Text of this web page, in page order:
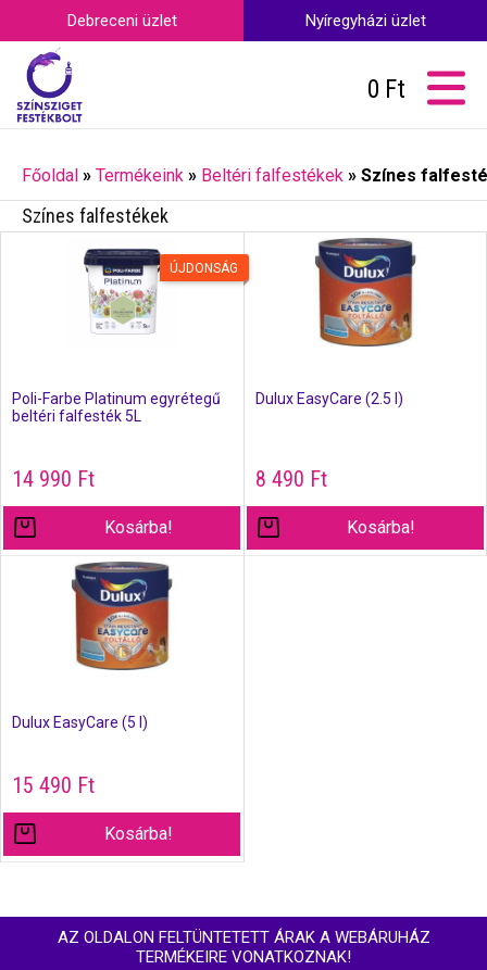
Debreceni üzlet Nyíregyházi üzlet
0 Ft
Főoldal » Termékeink » Beltéri falfestékek » Színes
Színes falfestékek
ÚJDONSÁG
Poli-Farbe Platinum egyrétegű
beltéri falfesték 5L
14 990 Ft
Kosárba!
Dulux EasyCare (2.5 l)
8 490 Ft
Kosárba!
Dulux EasyCare (5 l)
15 490 Ft
Kosárba!
AZ OLDALON FELTÜNTETETT ÁRAK A WEBÁRUHÁZ
TERMÉKEIRE VONATKOZNAK!